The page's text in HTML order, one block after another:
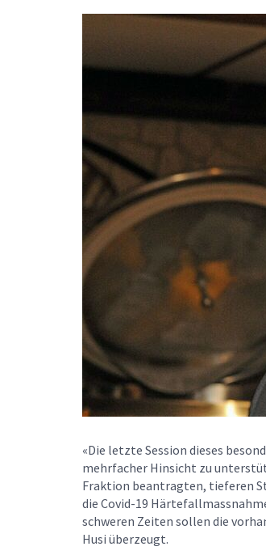
«Die letzte Session dieses
mehrfacher Hinsicht zu
Fraktion beantragten, tieferen
die Covid-19
schweren Zeiten sollen die
Husi überzeugt.